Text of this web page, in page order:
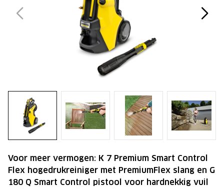
Voor meer vermogen: K 7 Premium Smart Control
Flex hogedrukreiniger met PremiumFlex slang en G
180 Q Smart Control pistool voor hardnekkig vuil